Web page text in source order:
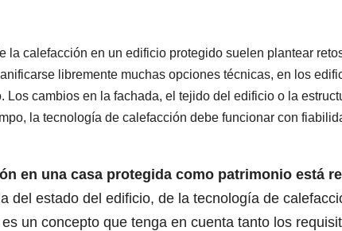
la calefacción en un edificio protegido suelen plantear
libremente muchas opciones técnicas, en los
cambios en la fachada, el tejido del edificio o la
la tecnología de calefacción debe funcionar con
en una casa protegida como patrimonio está
del estado del edificio, de la tecnología de
un concepto que tenga en cuenta tanto los